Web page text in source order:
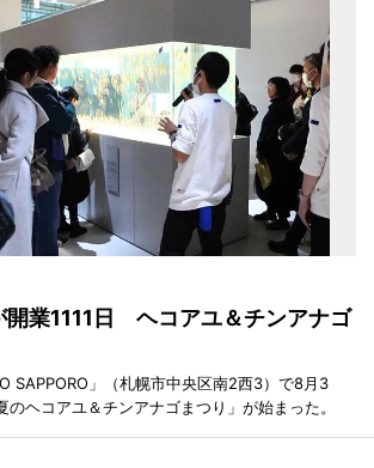
開業1111日 ヘコアユ＆チンアナゴ
SAPPORO」（札幌市中央区南2西3）で8月3
のヘコアユ＆チンアナゴまつり」が始まった。